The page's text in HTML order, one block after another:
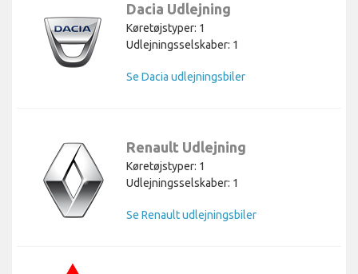
Dacia Udlejning
Køretøjstyper: 1
Udlejningsselskaber: 1
Se Dacia udlejningsbiler
Renault Udlejning
Køretøjstyper: 1
Udlejningsselskaber: 1
Se Renault udlejningsbiler